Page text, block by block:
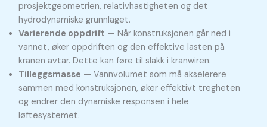
prosjektgeometrien, relativhastigheten og det
hydrodynamiske grunnlaget.
Varierende oppdrift — Når konstruksjonen går ned i
vannet, øker oppdriften og den effektive lasten på
kranen avtar. Dette kan føre til slakk i kranwiren.
Tilleggsmasse — Vannvolumet som må akselerere
sammen med konstruksjonen, øker effektivt tregheten
og endrer den dynamiske responsen i hele
løftesystemet.